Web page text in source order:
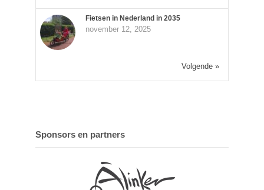
Fietsen in Nederland in 2035
november 12, 2025
Volgende »
Sponsors en partners